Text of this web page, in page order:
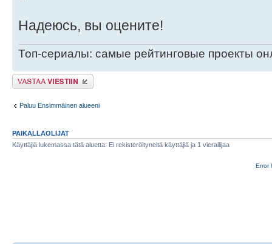
Надеюсь, вы оцените!
Топ-сериалы: самые рейтинговые проекты
Lähetä vastaus
Paluu Ensimmäinen alueeni
PAIKALLAOLIJAT
Käyttäjiä lukemassa tätä aluetta: Ei rekisteröityneitä käyttäjiä ja 1 vierailijaa
Error